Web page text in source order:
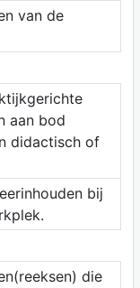
van de
aan bod
didactisch of
bij
die